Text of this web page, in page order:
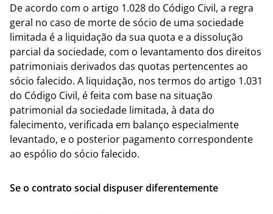
De acordo com o artigo 1.028 do Código Civil, a regra
geral no caso de morte de sócio de uma sociedade
limitada é a liquidação da sua quota e a dissolução
parcial da sociedade, com o levantamento dos direitos
patrimoniais derivados das quotas pertencentes ao
sócio falecido. A liquidação, nos termos do artigo 1.031
do Código Civil, é feita com base na situação
patrimonial da sociedade limitada, à data do
falecimento, verificada em balanço especialmente
levantado, e o posterior pagamento correspondente
ao espólio do sócio falecido.
Se o contrato social dispuser diferentemente